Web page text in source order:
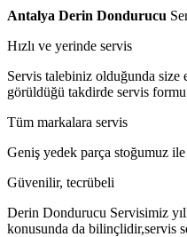
Antalya Derin Dondurucu
Hızlı ve yerinde servis
Servis talebiniz olduğunda size
görüldüğü takdirde servis formu
Tüm markalara servis
Geniş yedek parça stoğumuz
Güvenilir, tecrübeli
Derin Dondurucu Servisimiz
konusunda da bilinçlidir,servis